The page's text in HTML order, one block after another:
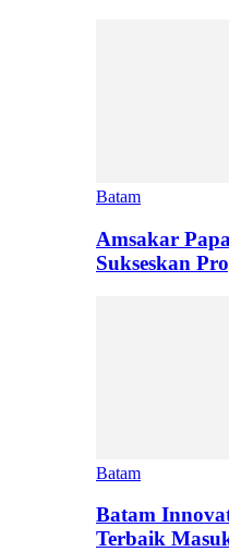
Batam
Amsakar
Sukseskan
Batam
Batam
Terbaik